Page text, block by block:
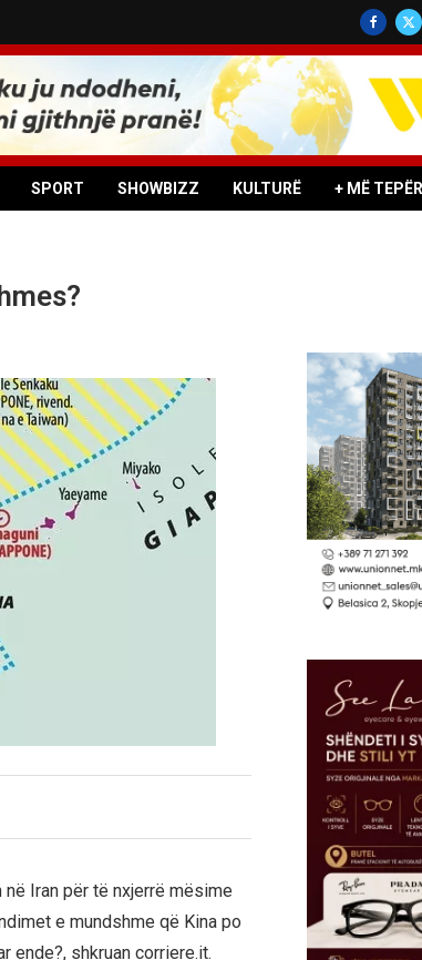
SPORT SHOWBIZZ KULTURË + MË
Iran për të nxjerrë mësime
e mundshme që Kina po
ende?, shkruan corriere.it.